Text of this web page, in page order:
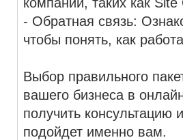
- Обратная связь:
чтобы понять, как
Выбор правильного
вашего бизнеса в
получить консультацию
подойдет именно вам.